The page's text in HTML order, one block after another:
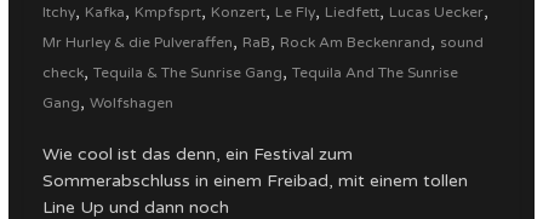
Itchy, Kafka, Kmpfsprt, Konzert, Le Fly, Liedfett, Lucas Uecker,
Mr Hurley & die Pulveraffen, RaB, Rock Am Beckenrand, sound
check, Tequila & The Sunrise Gang, Tequila And The Sunrise
Gang, Wolfshagen
Wie cool ist das denn, ein Festival zum
Sommerabschluss in einem Freibad, mit einem tollen
Line Up und dann noch